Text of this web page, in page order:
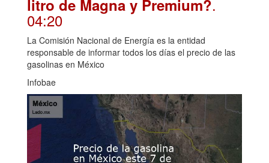
litro de Magna y Premium?.
04:20
La Comisión Nacional de Energía es la entidad
responsable de informar todos los días el precio de las
gasolinas en México
Infobae